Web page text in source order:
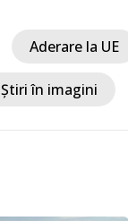
Aderare la UE
Știri în imagini